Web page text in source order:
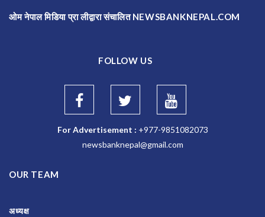
ओम नेपाल मिडिया प्रा लीद्वारा संचालित NEWSBANKNEPAL.COM
FOLLOW US
For Advertisement : +977-9851082073
newsbanknepal@gmail.com
OUR TEAM
अध्यक्ष